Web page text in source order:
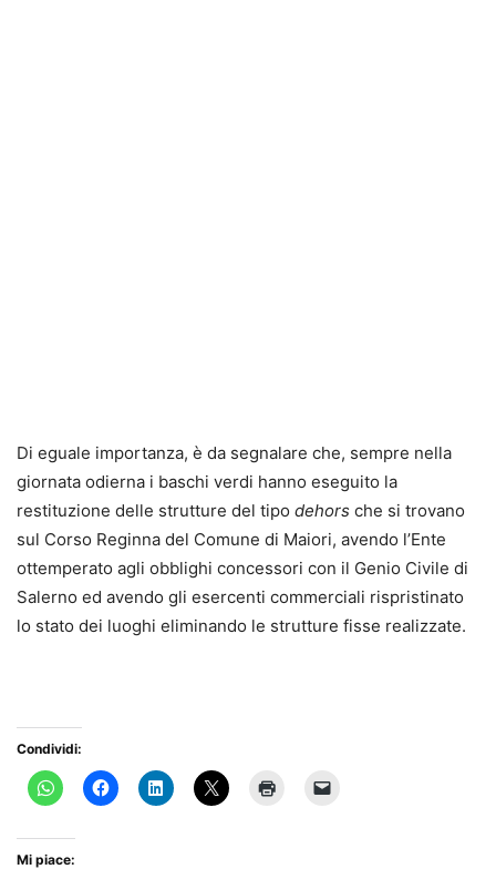
Di eguale importanza, è da segnalare che, sempre nella
giornata odierna i baschi verdi hanno eseguito la
restituzione delle strutture del tipo dehors che si trovano
sul Corso Reginna del Comune di Maiori, avendo l’Ente
ottemperato agli obblighi concessori con il Genio Civile di
Salerno ed avendo gli esercenti commerciali rispristinato
lo stato dei luoghi eliminando le strutture fisse realizzate.
Condividi:
Mi piace: